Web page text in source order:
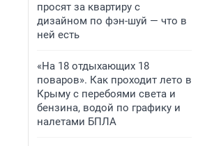
просят за квартиру с
дизайном по фэн-шуй — что в
ней есть
«На 18 отдыхающих 18
поваров». Как проходит лето в
Крыму с перебоями света и
бензина, водой по графику и
налетами БПЛА